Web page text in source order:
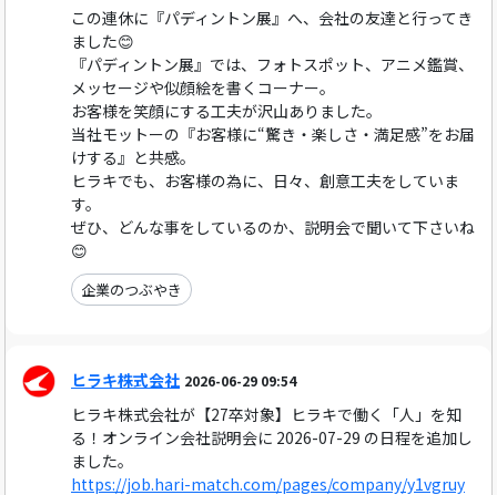
この連休に『パディントン展』へ、会社の友達と行ってき
ました😊
『パディントン展』では、フォトスポット、アニメ鑑賞、
メッセージや似顔絵を書くコーナー。
お客様を笑顔にする工夫が沢山ありました。
当社モットーの『お客様に“驚き・楽しさ・満足感”をお届
けする』と共感。
ヒラキでも、お客様の為に、日々、創意工夫をしていま
す。
ぜひ、どんな事をしているのか、説明会で聞いて下さいね
😊
企業のつぶやき
ヒラキ株式会社 2026-06-29 09:54
ヒラキ株式会社が【27卒対象】ヒラキで働く「人」を知
る！オンライン会社説明会に 2026-07-29 の日程を追加し
ました。
https://job.hari-match.com/pages/company/y1vgruy